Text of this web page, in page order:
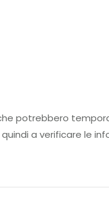
potrebbero
a verificare le